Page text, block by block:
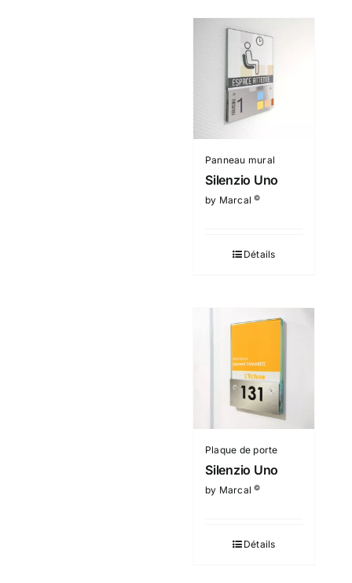
Panneau mural
Silenzio Uno
by Marcal©
Détails
Plaque de porte
Silenzio Uno
by Marcal©
Détails